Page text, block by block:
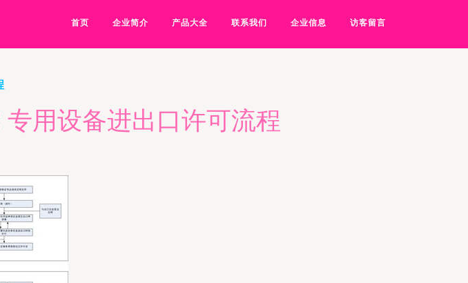
首页 企业简介 产品大全 联系我们 企业信息 访客留言
用设备进出口许可流程